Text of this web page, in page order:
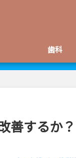
歯科
善するか？